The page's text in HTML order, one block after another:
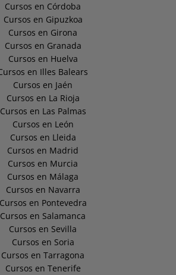
Cursos en Córdoba
Cursos en Gipuzkoa
Cursos en Girona
Cursos en Granada
Cursos en Huelva
en Illes Balears
Cursos en Jaén
Cursos en La Rioja
Cursos en Las Palmas
Cursos en León
Cursos en Lleida
Cursos en Madrid
Cursos en Murcia
Cursos en Málaga
Cursos en Navarra
Cursos en Pontevedra
Cursos en Salamanca
Cursos en Sevilla
Cursos en Soria
Cursos en Tarragona
Cursos en Tenerife